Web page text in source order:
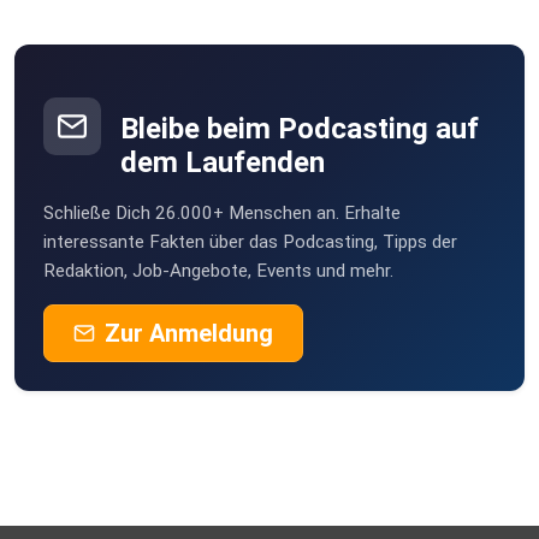
Wir bedanken uns herzlich bei unserem Gast und wünschen
wie immer
viel Vergnügen beim Hören.
00:00:00 – Einführung ins Thema und
Vorstellung des Gastes
00:09:40 – „Freiwillige“ Entsperrung unter
Bleibe beim Podcasting auf
dem Laufenden
Schließe Dich 26.000+ Menschen an. Erhalte
interessante Fakten über das Podcasting, Tipps der
Redaktion, Job-Angebote, Events und mehr.
Zur Anmeldung